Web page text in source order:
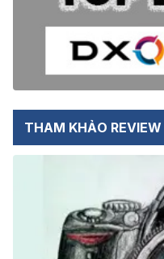
THAM KHẢO REVIEW